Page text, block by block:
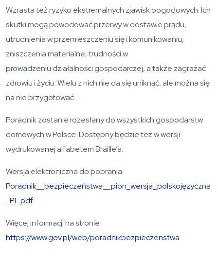
Wzrasta też ryzyko ekstremalnych zjawisk pogodowych. Ich
skutki mogą powodować przerwy w dostawie prądu,
utrudnienia w przemieszczeniu się i komunikowaniu,
zniszczenia materialne, trudności w
prowadzeniu działalności gospodarczej, a także zagrażać
zdrowiu i życiu. Wielu z nich nie da się uniknąć, ale można się
na nie przygotować.
Poradnik zostanie rozesłany do wszystkich gospodarstw
domowych w Polsce. Dostępny będzie też w wersji
wydrukowanej alfabetem Braille’a.
Wersja elektroniczna do pobrania
Poradnik__bezpieczeństwa__pion_wersja_polskojęzyczna
_PL.pdf
Więcej informacji na stronie
https://www.gov.pl/web/poradnikbezpieczenstwa